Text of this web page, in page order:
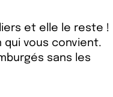
et elle le reste !
qui vous convient.
sans les